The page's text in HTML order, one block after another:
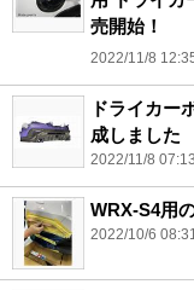
売開始！
2022/11/8
ドライカー
成しました
2022/11/8 07:13
WRX-S4用
2022/10/6